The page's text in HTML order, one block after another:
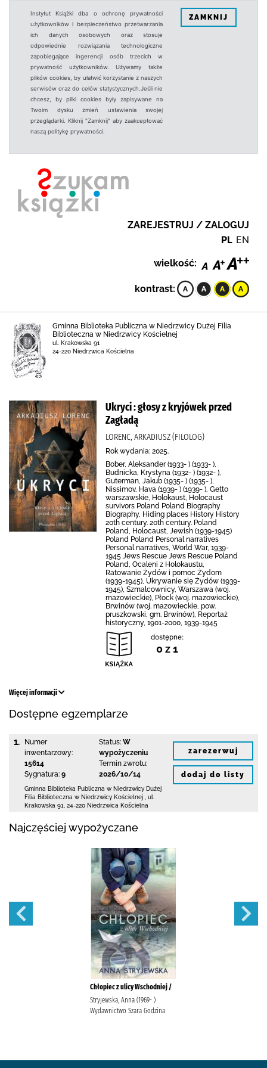
Instytut Książki dba o ochronę prywatności
użytkowników i bezpieczeństwo przetwarzania
ich danych osobowych oraz stosuje
odpowiednie rozwiązania technologiczne
zapobiegające ingerencji osób trzecich w
prywatność użytkowników. Używamy także
plików cookies, by ułatwić korzystanie z naszych
serwisów oraz do celów statystycznych.Jeśli nie
chcesz, by pliki cookies były zapisywane na
Twoim dysku zmień ustawienia swojej
przeglądarki. Kliknij "Zamknij" aby zaakceptować
naszą politykę prywatności.
ZAMKNIJ
ZAREJESTRUJ / ZALOGUJ
PL EN
wielkość:
kontrast:
Gminna Biblioteka Publiczna w Niedrzwicy Dużej Filia
Biblioteczna w Niedrzwicy Kościelnej
ul. Krakowska 91
24-220 Niedrzwica Kościelna
Ukryci : głosy z kryjówek przed
Zagładą
LORENC, ARKADIUSZ (FILOLOG)
Rok wydania: 2025.
Bober, Aleksander (1933- ) (1933- ),
Budnicka, Krystyna (1932- ) (1932- ),
Guterman, Jakub (1935- ) (1935- ),
Nissimov, Hava (1939- ) (1939- ), Getto
warszawskie, Holokaust, Holocaust
survivors Poland Poland Biography
Biography, Hiding places History History
20th century. 20th century. Poland
Poland, Holocaust, Jewish (1939-1945)
Poland Poland Personal narratives
Personal narratives, World War, 1939-
1945 Jews Rescue Jews Rescue Poland
Poland, Ocaleni z Holokaustu,
Ratowanie Żydów i pomoc Żydom
(1939-1945), Ukrywanie się Żydów (1939-
1945), Szmalcownicy, Warszawa (woj.
mazowieckie), Płock (woj. mazowieckie),
Brwinów (woj. mazowieckie, pow.
pruszkowski, gm. Brwinów), Reportaż
historyczny, 1901-2000, 1939-1945
dostępne:
0 z 1
Więcej informacji
Dostępne egzemplarze
1.
Numer
inwentarzowy:
15614
Sygnatura: 9
Status: W
wypożyczeniu
Termin zwrotu:
2026/10/14
Gminna Biblioteka Publiczna w Niedrzwicy Dużej
Filia Biblioteczna w Niedrzwicy Kościelnej
ul.
Krakowska 91
24-220 Niedrzwica Kościelna
zarezerwuj
dodaj do listy
Najczęściej wypożyczane
Chłopiec z ulicy Wschodniej /
Stryjewska, Anna (1969- )
Wydawnictwo Szara Godzina